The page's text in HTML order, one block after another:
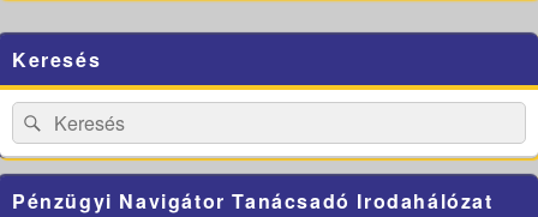
Sidebar
Widget
Area
Keresés
Search
for:
Search
Pénzügyi Navigátor Tanácsadó Irodahálózat